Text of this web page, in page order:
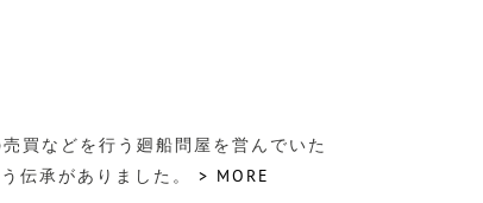
買などを行う廻船問屋を営んでいた
伝承がありました。 > MORE